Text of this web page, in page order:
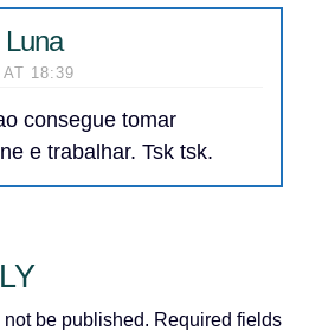
18:39
consegue tomar
e trabalhar. Tsk tsk.
be published. Required fields